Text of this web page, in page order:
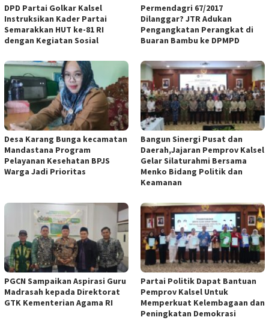
DPD Partai Golkar Kalsel
Instruksikan Kader Partai
Semarakkan HUT ke-81 RI
dengan Kegiatan Sosial
Permendagri 67/2017
Dilanggar? JTR Adukan
Pengangkatan Perangkat di
Buaran Bambu ke DPMPD
Desa Karang Bunga kecamatan
Mandastana Program
Pelayanan Kesehatan BPJS
Warga Jadi Prioritas
Bangun Sinergi Pusat dan
Daerah,Jajaran Pemprov Kalsel
Gelar Silaturahmi Bersama
Menko Bidang Politik dan
Keamanan
PGCN Sampaikan Aspirasi Guru
Madrasah kepada Direktorat
GTK Kementerian Agama RI
Partai Politik Dapat Bantuan
Pemprov Kalsel Untuk
Memperkuat Kelembagaan dan
Peningkatan Demokrasi